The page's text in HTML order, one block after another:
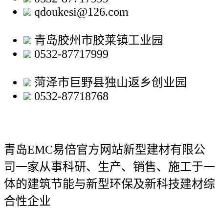
qdoukesi@126.com
青岛胶州市胶莱镇工业园
0532-87717999
菏泽市巨野县独山返乡创业园
0532-87718768
青岛EMC易倍官方网站新型建材有限公
司一家从事科研、生产、销售、施工于一
体的建筑节能与新型环保及新科技建材综
合性企业